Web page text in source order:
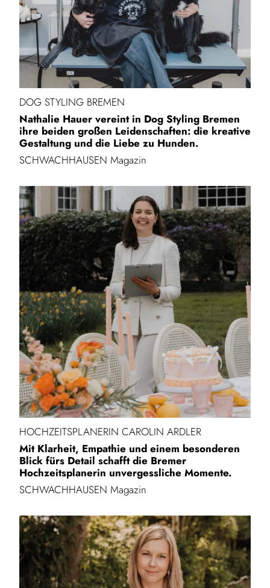
DOG STYLING BREMEN
Nathalie Hauer vereint in Dog Styling Bremen
ihre beiden großen Leidenschaften: die kreative
Gestaltung und die Liebe zu Hunden.
SCHWACHHAUSEN Magazin
HOCHZEITSPLANERIN CAROLIN ARDLER
Mit Klarheit, Empathie und einem besonderen
Blick fürs Detail schafft die Bremer
Hochzeitsplanerin unvergessliche Momente.
SCHWACHHAUSEN Magazin